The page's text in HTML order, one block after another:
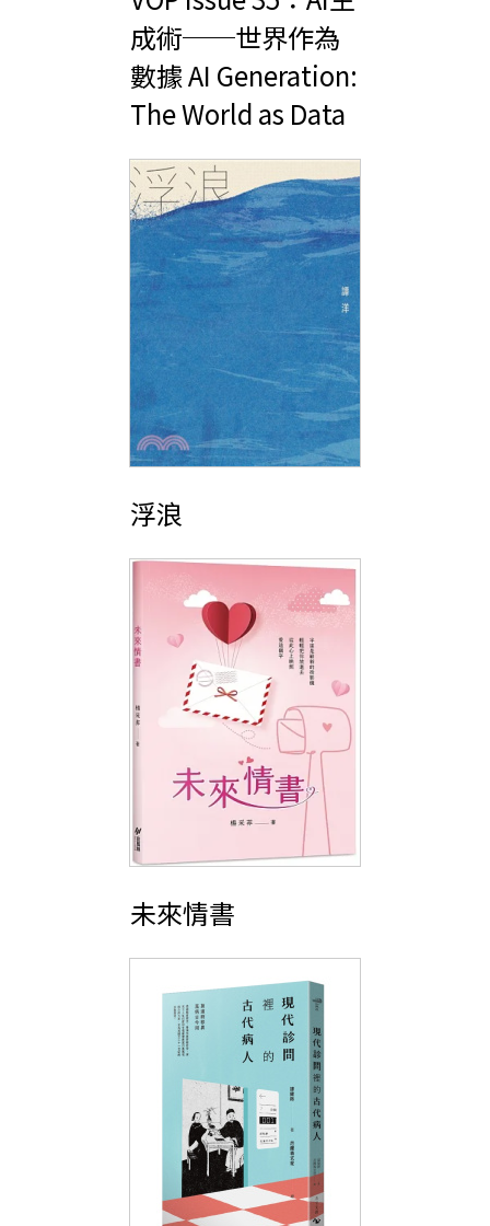
成術──世界作為
數據 AI Generation:
The World as Data
浮浪
未來情書